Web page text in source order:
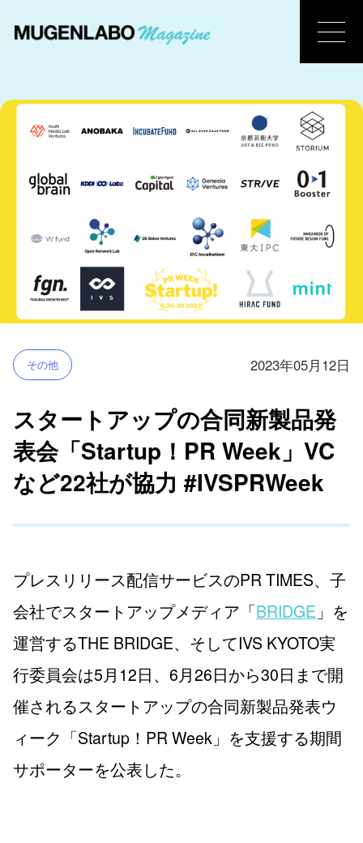
その他 2023年05月12日
スタートアップの合同新製品発
表会「Startup！PR Week」VC
など22社が協力 #IVSPRWeek
プレスリリース配信サービスのPR TIMES、子
会社でスタートアップメディア「BRIDGE 」を
運営するTHE BRIDGE、そしてIVS KYOTO実
行委員会は5月12日、6月26日から30日まで開
催されるスタートアップの合同新製品発表ウ
ィーク「Startup！PR Week」を支援する期間
サポーターを公表した。